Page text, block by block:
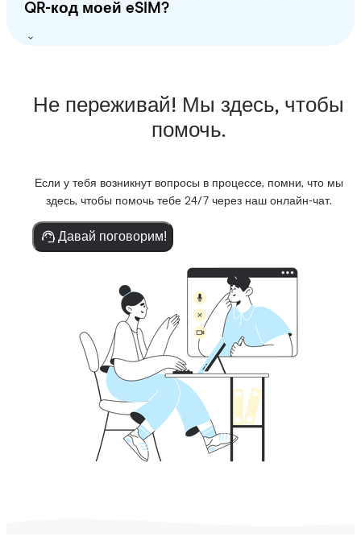
QR-код моей eSIM?
Не переживай! Мы здесь, чтобы
помочь.
Если у тебя возникнут вопросы в процессе, помни, что мы
здесь, чтобы помочь тебе 24/7 через наш онлайн-чат.
Давай поговорим!